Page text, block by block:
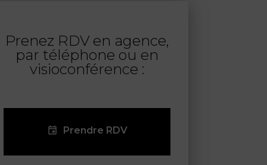
Prenez RDV en agence,
par téléphone ou en
visioconférence :
Prendre RDV